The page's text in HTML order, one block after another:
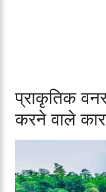
प्राकृतिक
करने वाले